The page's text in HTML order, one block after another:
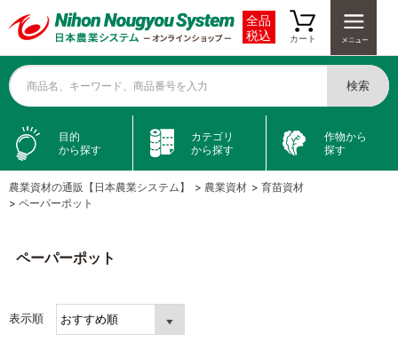
全品
税込
カート
商品名、キーワード、商品番号を入力 検索
目的
から探す
カテゴリ
から探す
作物から
探す
農業資材の通販【日本農業システム】 > 農業資材 > 育苗資材
> ペーパーポット
ペーパーポット
表示順